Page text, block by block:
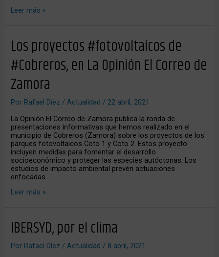
Leer más »
Los proyectos #fotovoltaicos de
#Cobreros, en La Opinión El Correo de
Zamora
Por Rafael Díez/Actualidad / 22 abril, 2021
La Opinión El Correo de Zamora publica la ronda de
presentaciones informativas que hemos realizado en el
municipio de Cobreros (Zamora) sobre los proyectos de los
parques fotovoltaicos Coto 1 y Coto 2. Estos proyecto
incluyen medidas para fomentar el desarrollo
socioeconómico y proteger las especies autóctonas. Los
estudios de impacto ambiental prevén actuaciones
enfocadas …
Los
proyectos
de
en
La
Opinión
El
Correo
de
Zamora
Leer más »
IBERSYD, por el clima
Por Rafael Díez/Actualidad / 8 abril, 2021
IBERSYD,
por
clima